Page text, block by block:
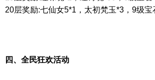
20层奖励:七仙女5*1 ，太初梵玉*3 ， 9级宝
四、全民狂欢活动